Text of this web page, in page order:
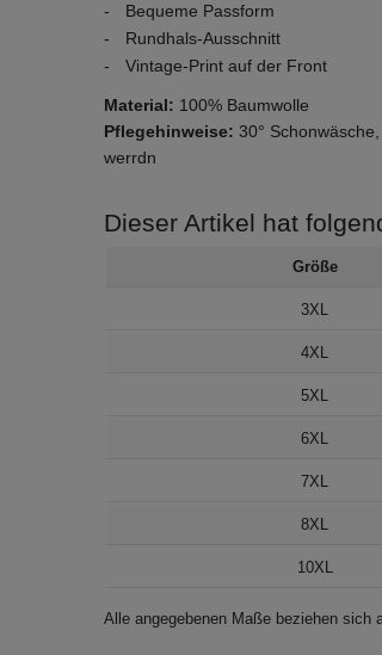
Bequeme Passform
Rundhals-Ausschnitt
Vintage-Print auf der Front
Material: 100% Baumwolle
Pflegehinweise: 30°
werrdn
Dieser Artikel hat
Größe
3XL
4XL
5XL
6XL
7XL
8XL
10XL
Alle angegebenen Maße beziehen sich